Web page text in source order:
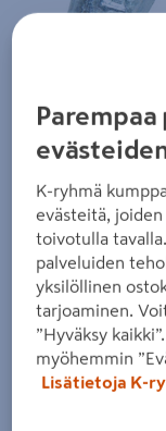
K-ryhmä
evästeitä,
toivotulla
palveluiden
yksilöllinen
tarjoaminen.
”Hyväksy
myöhemmin
Lisätietoja K-